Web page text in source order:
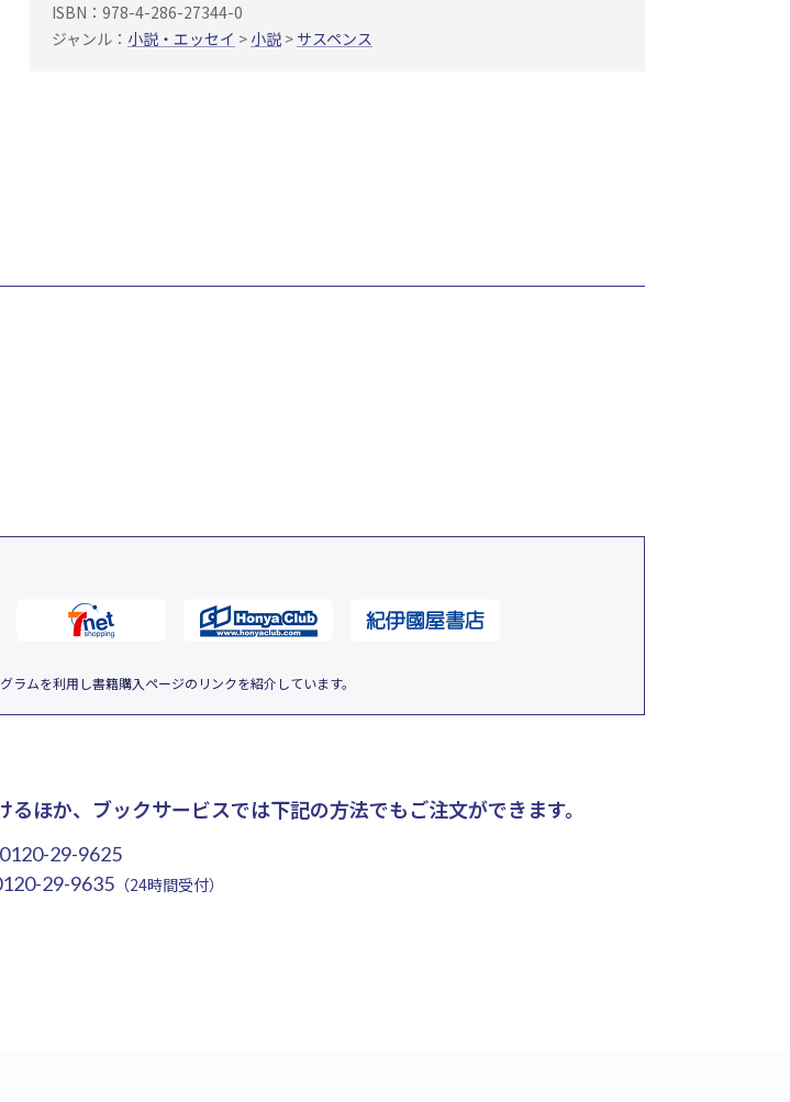
ISBN：978-4-286-27344-0
ジャンル： 小説・エッセイ > 小説 > サスペンス
ラムを利用し書籍購入ページのリンクを紹介しています。
ほか、ブックサービスでは下記の方法でもご注文ができます。
0120-29-9625
29-9635（24時間受付）